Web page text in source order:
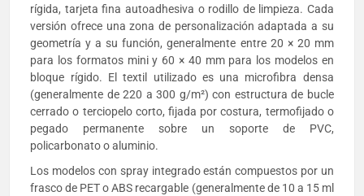
rígida, tarjeta fina autoadhesiva o rodillo de limpieza. Cada
versión ofrece una zona de personalización adaptada a su
geometría y a su función, generalmente entre 20 × 20 mm
para los formatos mini y 60 × 40 mm para los modelos en
bloque rígido. El textil utilizado es una microfibra densa
(generalmente de 220 a 300 g/m²) con estructura de bucle
cerrado o terciopelo corto, fijada por costura, termofijado o
pegado permanente sobre un soporte de PVC,
policarbonato o aluminio.
Los modelos con spray integrado están compuestos por un
frasco de PET o ABS recargable (generalmente de 10 a 15 ml